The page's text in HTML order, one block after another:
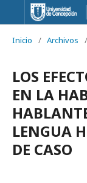
Inicio / Archivos /
LOS
EN LA
LENGUA
DE CASO